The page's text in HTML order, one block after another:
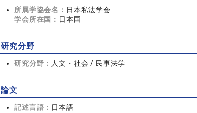
所属学協会名： 日本私法学会
学会所在国： 日本国
研究分野
研究分野： 人文・社会 / 民事法学
論文
記述言語： 日本語